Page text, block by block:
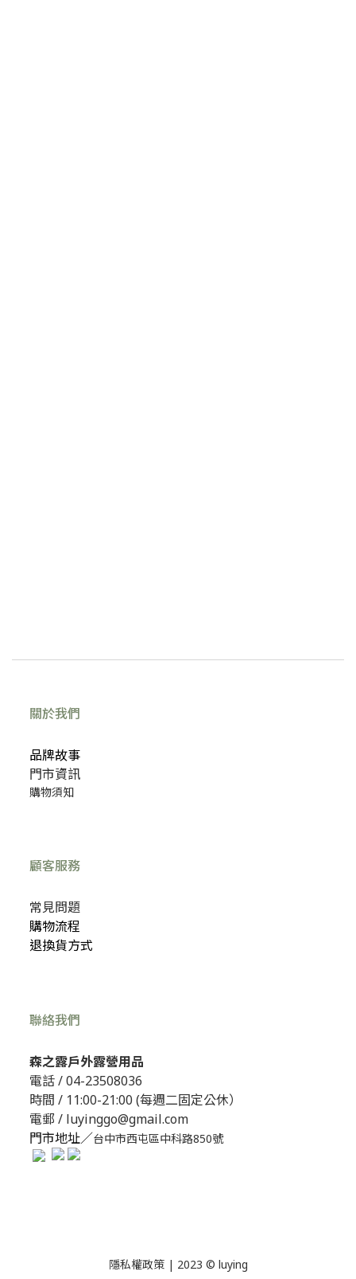
關於我們
品牌故事
門市資訊
購物須知
顧客服務
常見問題
購物流程
退換貨方式
聯絡我們
森之露戶外露營用品
電話 /04-23508036
時間 / 11:00-21:00 (每週二固定公休）
電郵 / luyinggo@gmail.com
門市地址／台中市西屯區中科路850號
隱私權政策| 2023 © luying